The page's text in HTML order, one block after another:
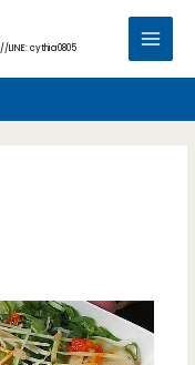
//LINE: cythia0805
Main